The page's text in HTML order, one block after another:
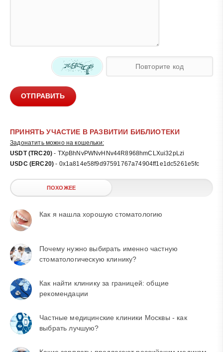
ОТПРАВИТЬ
ПРИНЯТЬ УЧАСТИЕ В РАЗВИТИИ БИБЛИОТЕКИ
Задонатить можно на кошельки:
USDT (TRC20) - TXpBhNvPWNvHNv44R8968hmCLXui32pLzi
USDC (ERC20) - 0x1a814e58f9d97591767a74904ff1e1dc5261e5fc
ПОХОЖЕЕ
Как я нашла хорошую стоматологию
Почему нужно выбирать именно частную
стоматологическую клинику?
Как найти клинику за границей: общие
рекомендации
Частные медицинские клиники Москвы - как
выбрать лучшую?